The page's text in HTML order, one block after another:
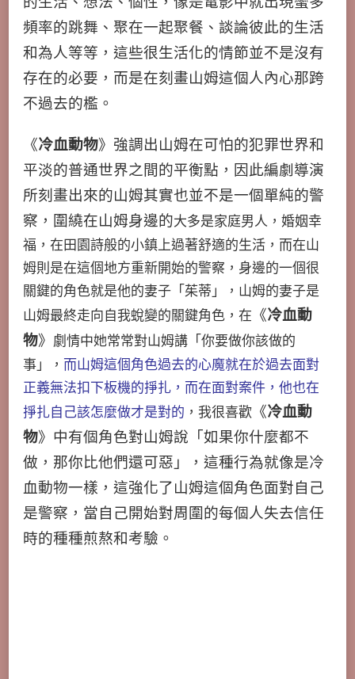
頻率的跳舞、聚在一起聚餐、談論彼此的生活
和為人等等，這些很生活化的情節並不是沒有
存在的必要，而是在刻畫山姆這個人內心那跨
不過去的檻。
《冷血動物》 強調出山姆在可怕的犯罪世界和
平淡的普通世界之間的平衡點，因此編劇導演
所刻畫出來的山姆其實也並不是一個單純的警
察，圍繞在山姆身邊的大多是家庭男人，婚姻幸
福，在田園詩般的小鎮上過著舒適的生活，而在山
姆則是在這個地方重新開始的警察，身邊的一個很
關鍵的角色就是他的妻子「茱蒂」，山姆的妻子是
山姆最終走向自我蛻變的關鍵角色，在 《冷血動
物》 劇情中她常常對山姆講「你要做你該做的
事」， 而山姆這個角色過去的心魔就在於過去面對
正義無法扣下板機的掙扎，而在面對案件，他也在
掙扎自己該怎麼做才是對的 ，我很喜歡 《冷血動
物》中有個角色對山姆說「如果你什麼都不
做，那你比他們還可惡」，這種行為就像是冷
血動物一樣，這強化了山姆這個角色面對自己
是警察，當自己開始對周圍的每個人失去信任
時的種種煎熬和考驗。